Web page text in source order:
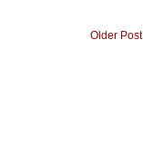
Older Post